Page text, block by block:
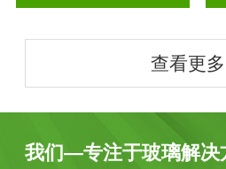
查看更
我们—专注于玻璃解决